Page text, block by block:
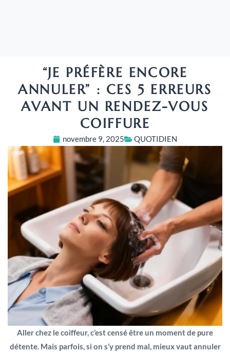
“JE PRÉFÈRE ENCORE
ANNULER” : CES 5 ERREURS
AVANT UN RENDEZ-VOUS
COIFFURE
novembre 9, 2025 QUOTIDIEN
Aller chez le coiffeur, c’est censé être un moment de pure
détente. Mais parfois, si on s’y prend mal, mieux vaut annuler